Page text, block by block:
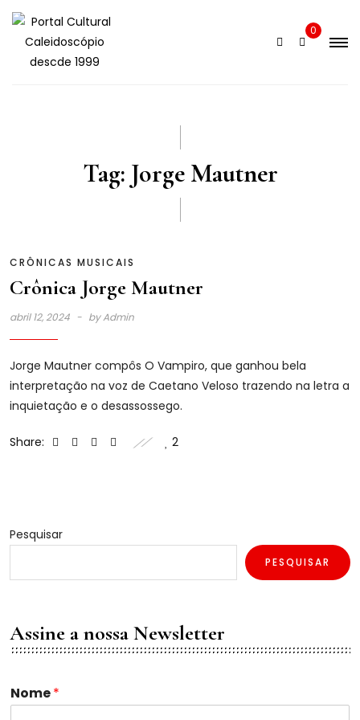
Skip
content
0
Tag: Jorge Mautner
CRÔNICAS MUSICAIS
Crônica Jorge Mautner
abril 12, 2024 byAdmin
Jorge Mautner compôs O Vampiro, que ganhou bela
interpretação na voz de Caetano Veloso trazendo na letra a
inquietação e o desassossego.
Share: 2
Pesquisar
PESQUISAR
Assine a nossa Newsletter
*
E
Nome*